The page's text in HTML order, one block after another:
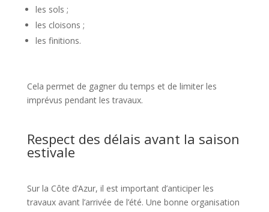
les sols ;
les cloisons ;
les finitions.
Cela permet de gagner du temps et de limiter les
imprévus pendant les travaux.
Respect des délais avant la saison
estivale
Sur la Côte d’Azur, il est important d’anticiper les
travaux avant l’arrivée de l’été. Une bonne organisation